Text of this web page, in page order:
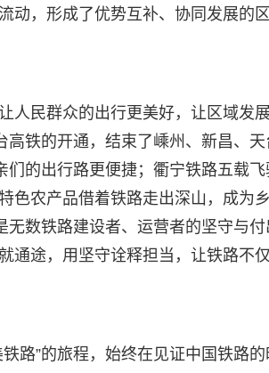
动，形成了优势互补、协同发展的
人民群众的出行更美好，让区域发
高铁的开通，结束了嵊州、新昌、天
的出行路更便捷；衢宁铁路五载飞
色农产品借着铁路走出深山，成为
数铁路建设者、运营者的坚守与付
通途，用坚守诠释担当，让铁路不
路”的旅程，始终在见证中国铁路